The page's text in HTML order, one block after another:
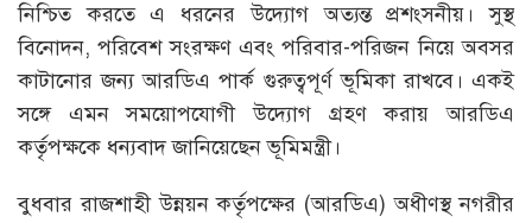
নিশ্চিত করতে এ ধরনের উদ্যোগ অত্যন্ত প্রশংসনীয়। সুস্থ
বিনোদন, পরিবেশ সংরক্ষণ এবং পরিবার-পরিজন নিয়ে অবসর
কাটানোর জন্য আরডিএ পার্ক গুরুত্বপূর্ণ ভূমিকা রাখবে। একই
সঙ্গে এমন সময়োপযোগী উদ্যোগ গ্রহণ করায় আরডিএ
কর্তৃপক্ষকে ধন্যবাদ জানিয়েছেন ভূমিমন্ত্রী।
বুধবার রাজশাহী উন্নয়ন কর্তৃপক্ষের (আরডিএ) অধীণস্থ নগরীর